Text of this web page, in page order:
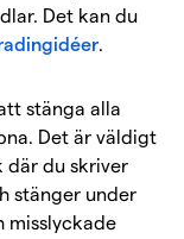
Det kan du
.
stänga alla
Det är väldigt
du skriver
stänger under
misslyckade